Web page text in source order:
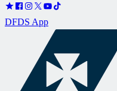
DFDS App